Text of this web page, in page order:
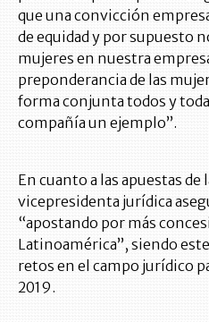
que una convicción
de equidad y por supuesto
mujeres en nuestra
preponderancia de las
forma conjunta todos y
compañía un ejemplo”.
En cuanto a las apuestas de
vicepresidenta jurídica
“apostando por más
Latinoamérica”, siendo
retos en el campo jurídico
2019.